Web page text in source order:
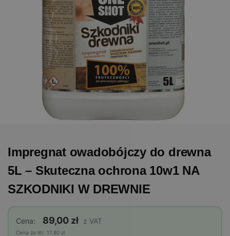
Impregnat owadobójczy do drewna
5L – Skuteczna ochrona 10w1 NA
SZKODNIKI W DREWNIE
Cena: 89,00 zł z VAT
Cena za litr: 17,80 zł